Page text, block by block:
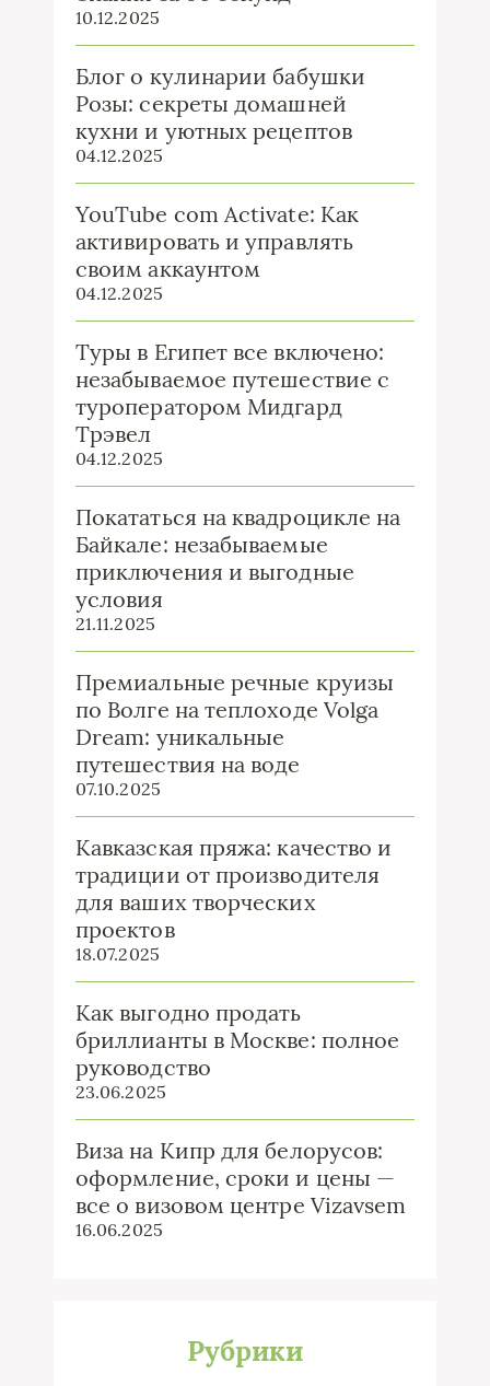
10.12.2025
Блог о кулинарии бабушки
Розы: секреты домашней
кухни и уютных рецептов
04.12.2025
YouTube com Activate: Как
активировать и управлять
своим аккаунтом
04.12.2025
Туры в Египет все включено:
незабываемое путешествие с
туроператором Мидгард
Трэвел
04.12.2025
Покататься на квадроцикле на
Байкале: незабываемые
приключения и выгодные
условия
21.11.2025
Премиальные речные круизы
по Волге на теплоходе Volga
Dream: уникальные
путешествия на воде
07.10.2025
Кавказская пряжа: качество и
традиции от производителя
для ваших творческих
проектов
18.07.2025
Как выгодно продать
бриллианты в Москве: полное
руководство
23.06.2025
Виза на Кипр для белорусов:
оформление, сроки и цены —
все о визовом центре Vizavsem
16.06.2025
Рубрики